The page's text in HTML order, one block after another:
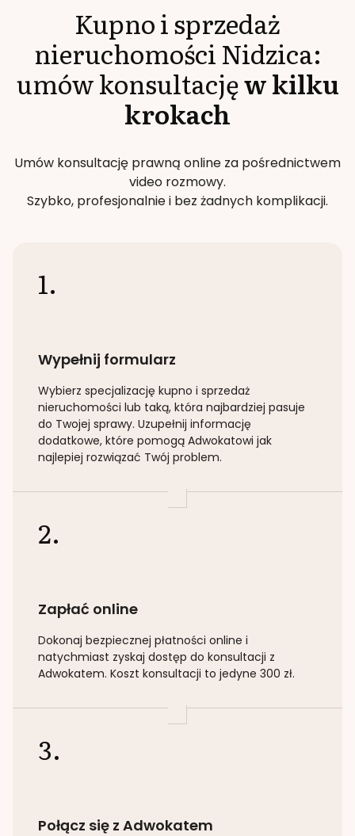
Kupno i sprzedaż
nieruchomościNidzica:
umów konsultacjęw kilku
krokach
Umów konsultację prawną online za pośrednictwem
video rozmowy.
Szybko, profesjonalnie i bez żadnych komplikacji.
1.
Wypełnij formularz
Wybierz specjalizację kupno i sprzedaż
nieruchomości lub taką, która najbardziej pasuje
do Twojej sprawy. Uzupełnij informację
dodatkowe, które pomogą Adwokatowi jak
najlepiej rozwiązać Twój problem.
2.
Zapłać online
Dokonaj bezpiecznej płatności online i
natychmiast zyskaj dostęp do konsultacji z
Adwokatem. Koszt konsultacji to jedyne 300 zł.
3.
Połącz się z Adwokatem